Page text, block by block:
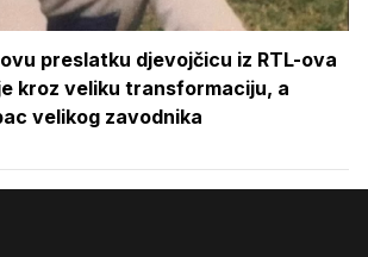
preslatku djevojčicu iz RTL-ova
kroz veliku transformaciju, a
velikog zavodnika